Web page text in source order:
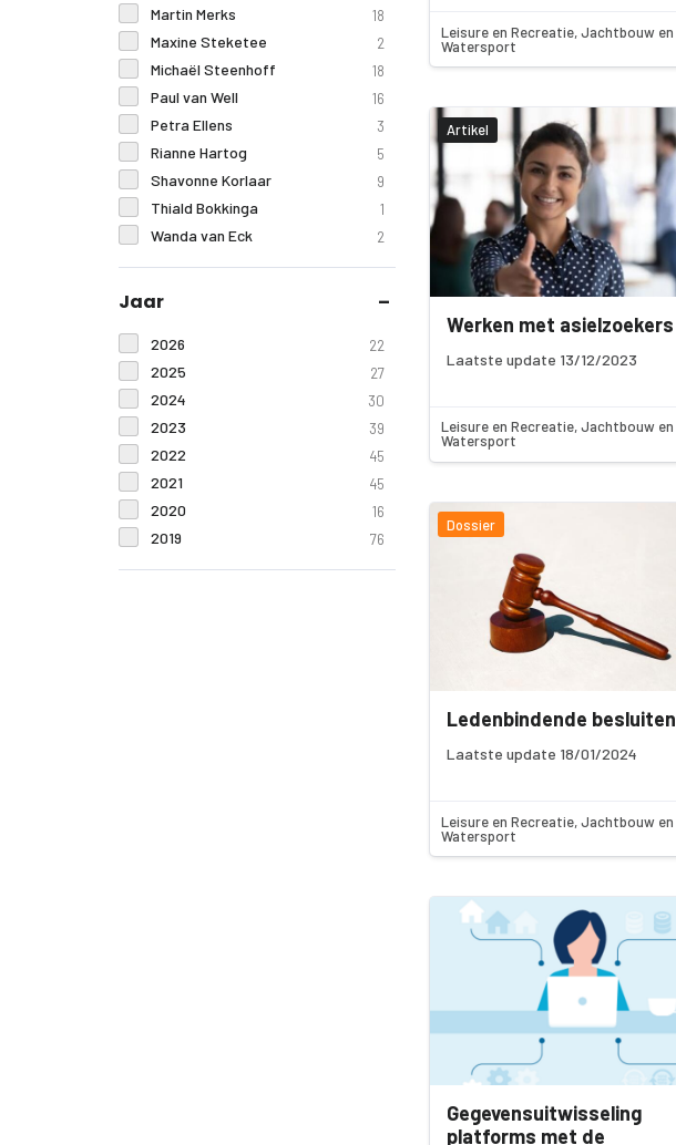
Martin Merks 18
Maxine Steketee 2
Michaël Steenhoff 18
Paul van Well 16
Petra Ellens 3
Rianne Hartog 5
Shavonne Korlaar 9
Thiald Bokkinga 1
Wanda van Eck 2
Jaar
2026 22
2025 27
2024 30
2023 39
2022 45
2021 45
2020 16
2019 76
Leisure en Recreatie, Jachtbouw en
Watersport
Artikel
Werken met asielzoekers
Laatste update 13/12/2023
Leisure en Recreatie, Jachtbouw en
Watersport
Dossier
Ledenbindende besluiten
Laatste update 18/01/2024
Leisure en Recreatie, Jachtbouw en
Watersport
Gegevensuitwisseling
platforms met de